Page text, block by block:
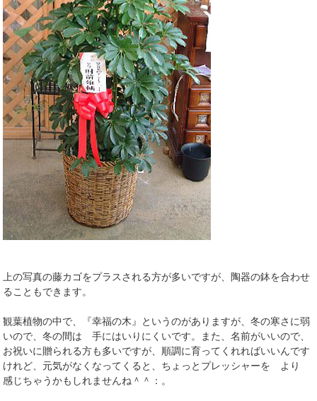
上の写真の藤カゴをプラスされる方が多いですが、陶器の鉢を合わせ
ることもできます。
観葉植物の中で、『幸福の木』というのがありますが、冬の寒さに弱
いので、冬の間は 手にはいりにくいです。また、名前がいいので、
お祝いに贈られる方も多いですが、順調に育ってくれればいいんです
けれど、元気がなくなってくると、ちょっとプレッシャーを より
感じちゃうかもしれませんね＾＾：。